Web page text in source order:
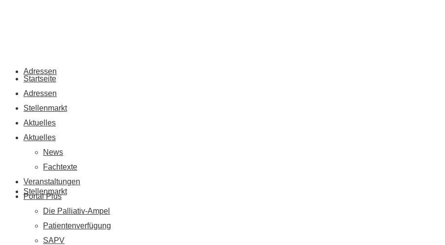
Adressen
Stellenmarkt
Startseite
Adressen
Stellenmarkt
Aktuelles
Aktuelles
News
Fachtexte
Veranstaltungen
Portal Plus
Die Palliativ-Ampel
Patientenverfügung
SAPV